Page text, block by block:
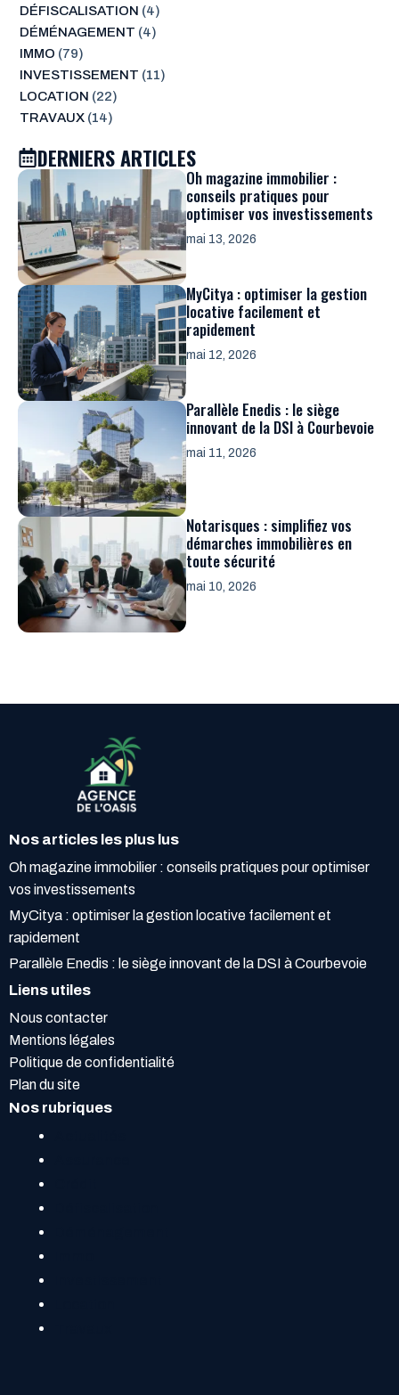
DÉFISCALISATION (4)
DÉMÉNAGEMENT (4)
IMMO (79)
INVESTISSEMENT (11)
LOCATION (22)
TRAVAUX(14)
DERNIERS ARTICLES
Oh magazine immobilier :
conseils pratiques pour
optimiser vos investissements
mai 13, 2026
MyCitya : optimiser la gestion
locative facilement et
rapidement
mai 12, 2026
Parallèle Enedis : le siège
innovant de la DSI à Courbevoie
mai 11, 2026
Notarisques : simplifiez vos
démarches immobilières en
toute sécurité
mai 10, 2026
Nos articles les plus lus
Oh magazine immobilier : conseils pratiques pour optimiser
vos investissements
MyCitya : optimiser la gestion locative facilement et
rapidement
Parallèle Enedis : le siège innovant de la DSI à Courbevoie
Liens utiles
Nous contacter
Mentions légales
Politique de confidentialité
Plan du site
Nos rubriques